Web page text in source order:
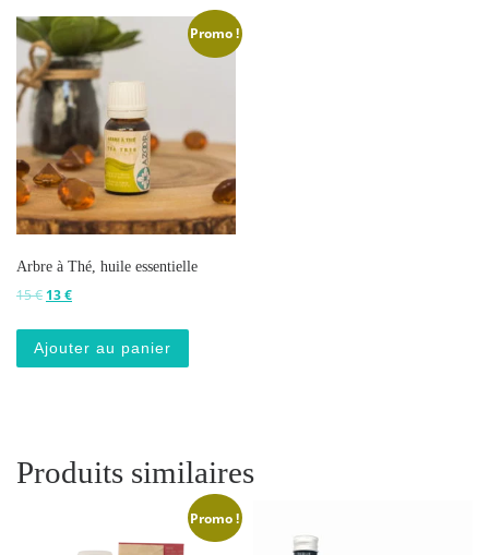
Promo !
Arbre à Thé, huile essentielle
15€ Le prix initial était : 15 €.
13€Le prix actuel est : 13 €.
Ajouter au panier
Produits similaires
Promo !